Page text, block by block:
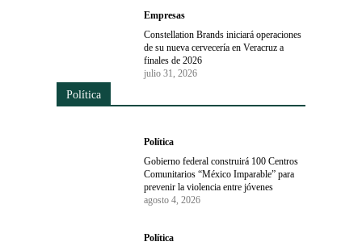
Empresas
Constellation Brands iniciará operaciones
de su nueva cervecería en Veracruz a
finales de 2026
julio 31, 2026
Política
Política
Gobierno federal construirá 100 Centros
Comunitarios “México Imparable” para
prevenir la violencia entre jóvenes
agosto 4, 2026
Política